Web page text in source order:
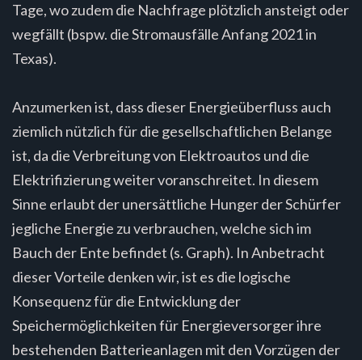
Tage, wo zudem die Nachfrage plötzlich ansteigt oder
wegfällt (bspw. die Stromausfälle Anfang 2021 in
Texas).
Anzumerken ist, dass dieser Energieüberfluss auch
ziemlich nützlich für die gesellschaftlichen Belange
ist, da die Verbreitung von Elektroautos und die
Elektrifizierung weiter voranschreitet. In diesem
Sinne erlaubt der unersättliche Hunger der Schürfer
jegliche Energie zu verbrauchen, welche sich im
Bauch der Ente befindet (s. Graph). In Anbetracht
dieser Vorteile denken wir, ist es die logische
Konsequenz für die Entwicklung der
Speichermöglichkeiten für Energieversorger ihre
bestehenden Batterieanlagen mit den Vorzügen der